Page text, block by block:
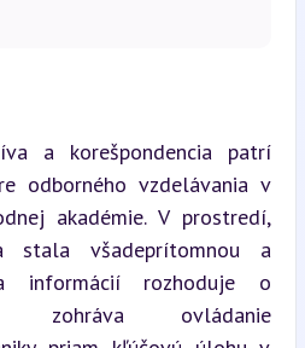
a korešpondencia patrí
odborného vzdelávania v
akadémie. V prostredí,
stala všadeprítomnou a
informácií rozhoduje o
zohráva ovládanie